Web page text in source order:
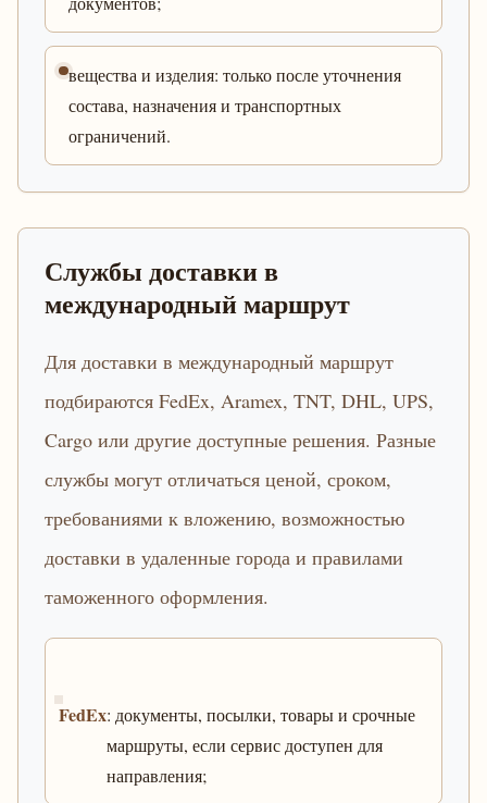
вещества и изделия: только после уточнения
состава, назначения и транспортных
ограничений.
Службы доставки в
международный маршрут
Для доставки в международный маршрут
подбираются FedEx, Aramex, TNT, DHL, UPS,
Cargo или другие доступные решения. Разные
службы могут отличаться ценой, сроком,
требованиями к вложению, возможностью
доставки в удаленные города и правилами
таможенного оформления.
FedEx: документы, посылки, товары и срочные
маршруты, если сервис доступен для
направления;